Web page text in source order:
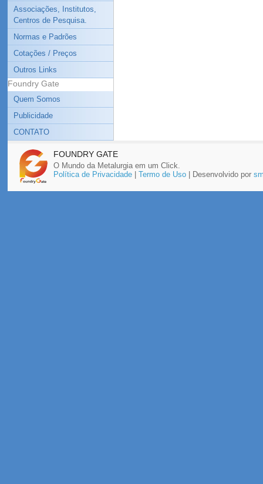
Associações, Institutos,
Centros de Pesquisa.
Normas e Padrões
Cotações / Preços
Outros Links
Foundry Gate
Quem Somos
Publicidade
CONTATO
FOUNDRY GATE
O Mundo da Metalurgia em um Click.
Política de Privacidade| Termo de Uso| Desenvolvido por